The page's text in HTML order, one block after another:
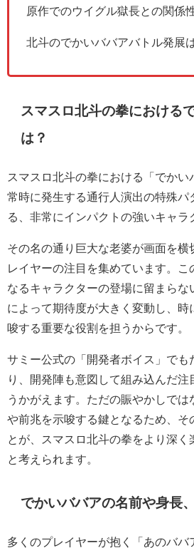
原作でのウイグル獄長との関係
北斗のでかいババアバトル発展
スマスロ北斗の拳における
は？
スマスロ北斗の拳における「でかい
常時に発生する通行人演出の特殊パ
る、非常にインパクトの強いキャラ
その名の通り巨大な老婆が画面を横
レイヤーの注目を集めています。こ
なるキャラクターの登場に留まらな
によって期待度が大きく変動し、時
唆する重要な役割を担うからです。
サミー公式の「開発者ボイス」でも
り、開発陣も意図して組み込んだ
うかがえます。ただの賑やかしでは
や前兆を示唆する鍵となるため、そ
とが、スマスロ北斗の拳をより深く
と考えられます。
でかいババアの名前や身長
多くのプレイヤーが抱く「あのババ